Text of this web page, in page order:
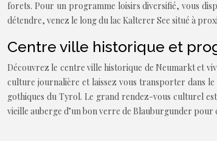
forets. Pour un programme loisirs diversifié, vous
détendre, venez le long du lac Kalterer See situé à
Centre ville historique et
Découvrez le centre ville historique de Neumarkt et
culture journalière et laissez vous transporter dans le
gothiques du Tyrol. Le grand rendez-vous culturel
vieille auberge d’un bon verre de Blauburgunder